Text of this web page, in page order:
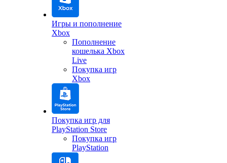
Игры и пополнение
Xbox
Пополнение
кошелька Xbox
Live
Покупка игр
Xbox
Покупка игр для
PlayStation Store
Покупка игр
PlayStation